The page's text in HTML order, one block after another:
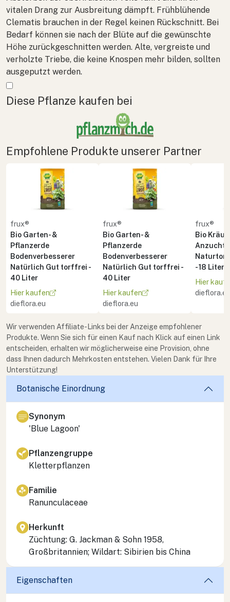
vitalen Drang zur Ausbreitung dämpft. Frühblühende
Clematis brauchen in der Regel keinen Rückschnitt. Bei
Bedarf können sie nach der Blüte auf die gewünschte
Höhe zurückgeschnitten werden. Alte, vergreiste und
verholzte Triebe, die keine Knospen mehr bilden, sollten
ausgeputzt werden.
Mehr anzeigen
Diese Pflanze kaufen bei
Empfohlene Produkte unserer Partner
frux®
Bio Garten- &
Pflanzerde
Bodenverbesserer
Natürlich Gut torffrei -
40 Liter
Hier kaufen
dieflora.eu
frux®
Bio Garten- &
Pflanzerde
Bodenverbesserer
Natürlich Gut torffrei -
40 Liter
Hier kaufen
dieflora.eu
frux®
Bio
Naturton
- 18 Liter
Hier
dieflora.eu
Wir verwenden Affiliate-Links bei der Anzeige empfohlener
Produkte. Wenn Sie sich für einen Kauf nach Klick auf einen Link
entscheiden, erhalten wir möglicherweise eine Provision, ohne
dass Ihnen dadurch Mehrkosten entstehen. Vielen Dank für Ihre
Unterstützung!
Botanische Einordnung
Synonym
'Blue Lagoon'
Pflanzengruppe
Kletterpflanzen
Familie
Ranunculaceae
Herkunft
Züchtung: G. Jackman & Sohn 1958,
Großbritannien; Wildart: Sibirien bis China
Eigenschaften